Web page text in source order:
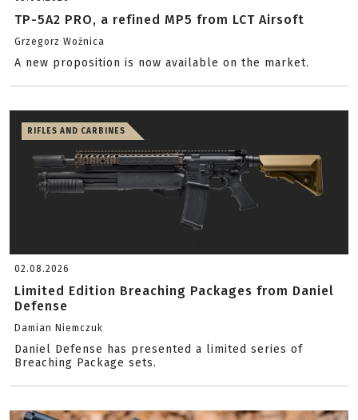
TP-5A2 PRO, a refined MP5 from LCT Airsoft
Grzegorz Woźnica
A new proposition is now available on the market.
RIFLES AND CARBINES
02.08.2026
Limited Edition Breaching Packages from Daniel
Defense
Damian Niemczuk
Daniel Defense has presented a limited series of
Breaching Package sets.